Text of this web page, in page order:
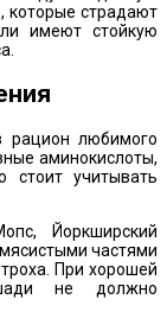
которые страдают
имеют стойкую
рацион любимого
аминокислоты,
стоит учитывать
Йоркширский
частями
При хорошей
не должно